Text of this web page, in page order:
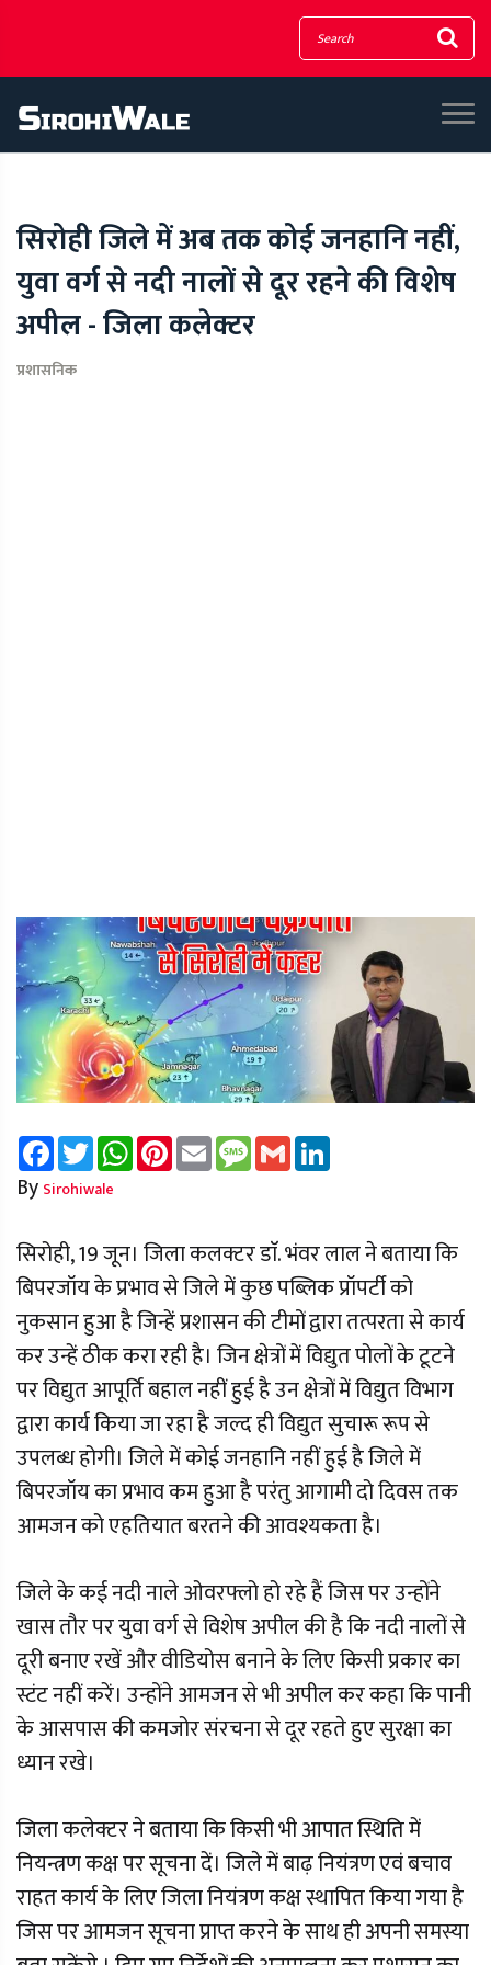
सिरोही जिले में अब तक कोई जनहानि नहीं,
युवा वर्ग से नदी नालों से दूर रहने की विशेष
अपील - जिला कलेक्टर
प्रशासनिक
FacebookTwitterWhatsAppPinterest
Email Message
Gmail
By Sirohiwale
सिरोही, 19 जून। जिला कलक्टर डाॅ. भंवर लाल ने बताया कि
बिपरजॉय के प्रभाव से जिले में कुछ पब्लिक प्रॉपर्टी को
नुकसान हुआ है जिन्हें प्रशासन की टीमों द्वारा तत्परता से कार्य
कर उन्हें ठीक करा रही है। जिन क्षेत्रों में विद्युत पोलों के टूटने
पर विद्युत आपूर्ति बहाल नहीं हुई है उन क्षेत्रों में विद्युत विभाग
द्वारा कार्य किया जा रहा है जल्द ही विद्युत सुचारू रूप से
उपलब्ध होगी। जिले में कोई जनहानि नहीं हुई है जिले में
बिपरजॉय का प्रभाव कम हुआ है परंतु आगामी दो दिवस तक
आमजन को एहतियात बरतने की आवश्यकता है।
जिले के कई नदी नाले ओवरफ्लो हो रहे हैं जिस पर उन्होंने
खास तौर पर युवा वर्ग से विशेष अपील की है कि नदी नालों से
दूरी बनाए रखें और वीडियोस बनाने के लिए किसी प्रकार का
स्टंट नहीं करें। उन्होंने आमजन से भी अपील कर कहा कि पानी
के आसपास की कमजोर संरचना से दूर रहते हुए सुरक्षा का
ध्यान रखे।
जिला कलेक्टर ने बताया कि किसी भी आपात स्थिति में
नियन्त्रण कक्ष पर सूचना दें। जिले में बाढ़ नियंत्रण एवं बचाव
राहत कार्य के लिए जिला नियंत्रण कक्ष स्थापित किया गया है
जिस पर आमजन सूचना प्राप्त करने के साथ ही अपनी समस्या